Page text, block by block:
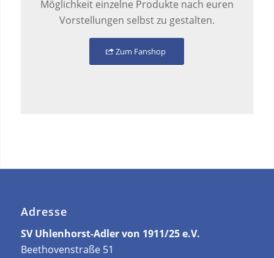
Möglichkeit einzelne Produkte nach euren
Vorstellungen selbst zu gestalten.
Zum Fanshop
Adresse
SV Uhlenhorst-Adler von 1911/25 e.V.
Beethovenstraße 51